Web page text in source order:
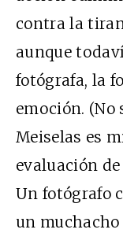
contra la
aunque
fotógrafa, la
emoción. (No
Meiselas es
evaluación
Un fotógrafo
un